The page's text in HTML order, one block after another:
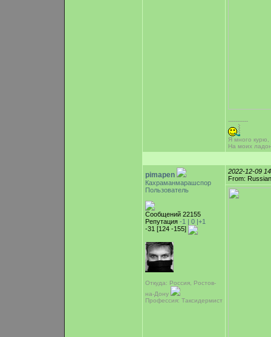
-----------
Я много курю,
На моих
pimapen
Кахраманмарашспор
Пользователь
Сообщений 22155
Репутация -1 | 0 |+1
-31 [124 -155]
Откуда: Россия, Ростов-
на-Дону
Профессия: Таксидермист
2022-12-09
From: